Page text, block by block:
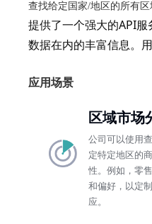
查找给定国家/地区的所有
提供了一个强大的API
数据在内的丰富信息。
应用场景
区域市场
公司可以使用
定特定地区的
性。例如，零
和偏好，以定
应。